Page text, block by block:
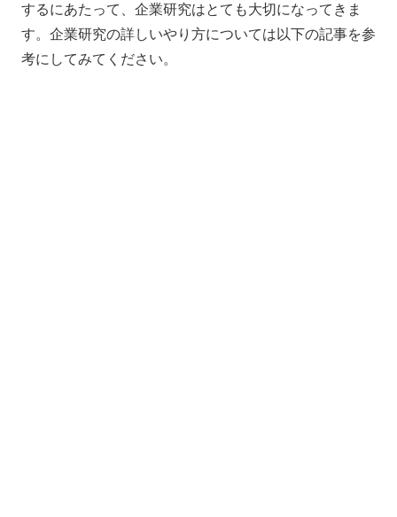
するにあたって、企業研究はとても大切になってきま
す。 企業研究の詳しいやり方については以下の記事を参
考にしてみてください。